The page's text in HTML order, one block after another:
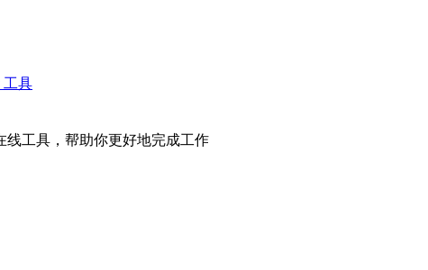
工具
线工具，帮助你更好地完成工作